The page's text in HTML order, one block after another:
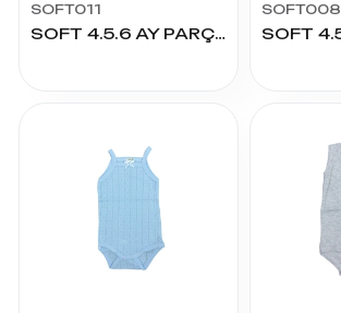
SOFT011
SOFT 4.5.6 AY PARÇA BASKILI ÇITÇITLI
SOFT008